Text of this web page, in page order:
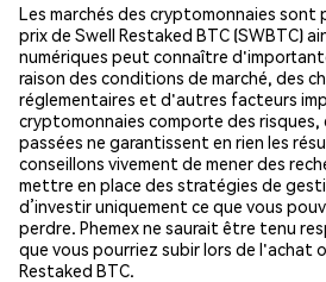
Les marchés des cryptomonnaies sont
prix de Swell Restaked BTC (SWBTC)
numériques peut connaître
raison des conditions de marché, des
réglementaires et d'autres facteurs
cryptomonnaies comporte des risques,
passées ne garantissent en rien les
conseillons vivement de mener des
mettre en place des stratégies de
d’investir uniquement ce que vous
perdre. Phemex ne saurait être tenu
que vous pourriez subir lors de l'achat
Restaked BTC.